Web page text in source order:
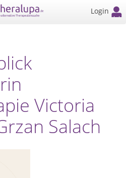
Login
Victoria
Salach